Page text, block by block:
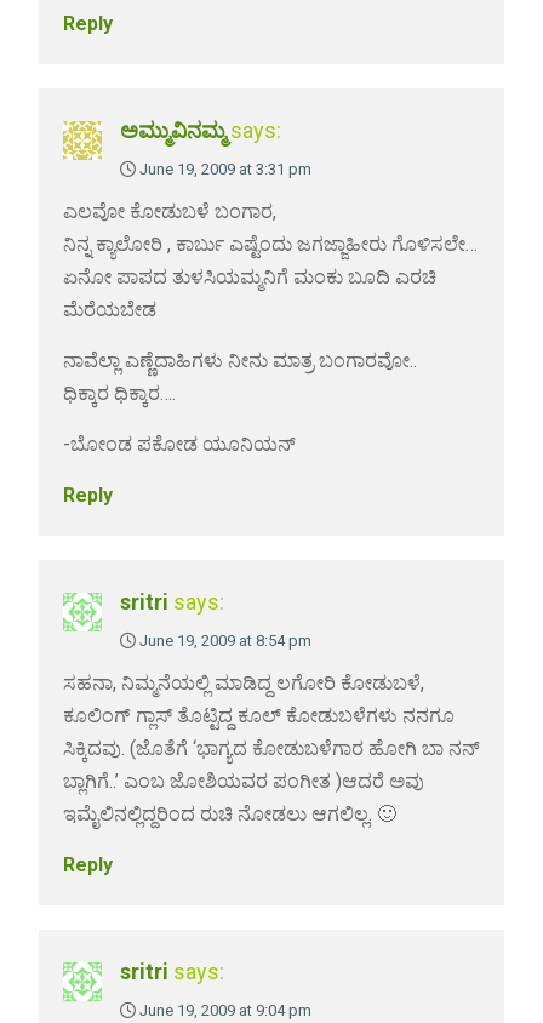
Reply
ಅಮ್ಮುವಿನಮ್ಮ says:
June 19, 2009 at 3:31 pm
ಎಲವೋ ಕೋಡುಬಳೆ ಬಂಗಾರ,
ನಿನ್ನ ಕ್ಯಾಲೋರಿ , ಕಾರ್ಬು ಎಷ್ಟೆಂದು ಜಗಜ್ಜಾಹೀರು ಗೊಳಿಸಲೇ…
ಏನೋ ಪಾಪದ ತುಳಸಿಯಮ್ಮನಿಗೆ ಮಂಕು ಬೂದಿ ಎರಚಿ
ಮೆರೆಯಬೇಡ
ನಾವೆಲ್ಲಾ ಎಣ್ಣೆದಾಹಿಗಳು ನೀನು ಮಾತ್ರ ಬಂಗಾರವೋ..
ಧಿಕ್ಕಾರ ಧಿಕ್ಕಾರ….
-ಬೋಂಡ ಪಕೋಡ ಯೂನಿಯನ್
Reply
sritri says:
June 19, 2009 at 8:54 pm
ಸಹನಾ, ನಿಮ್ಮನೆಯಲ್ಲಿ ಮಾಡಿದ್ದ ಲಗೋರಿ ಕೋಡುಬಳೆ,
ಕೂಲಿಂಗ್ ಗ್ಲಾಸ್ ತೊಟ್ಟಿದ್ದ ಕೂಲ್ ಕೋಡುಬಳೆಗಳು ನನಗೂ
ಸಿಕ್ಕಿದವು. (ಜೊತೆಗೆ ‘ಭಾಗ್ಯದ ಕೋಡುಬಳೆಗಾರ ಹೋಗಿ ಬಾ ನನ್
ಬ್ಲಾಗಿಗೆ..’ ಎಂಬ ಜೋಶಿಯವರ ಪಂಗೀತ )ಆದರೆ ಅವು
ಇಮೈಲಿನಲ್ಲಿದ್ದರಿಂದ ರುಚಿ ನೋಡಲು ಆಗಲಿಲ್ಲ. 🙂
Reply
sritri says:
June 19, 2009 at 9:04 pm